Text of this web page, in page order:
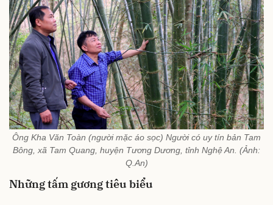
Ông Kha Văn Toàn (người mặc áo sọc) Người có uy tín bản Tam
Bông, xã Tam Quang, huyện Tương Dương, tỉnh Nghệ An. (Ảnh:
Q.An)
Những tấm gương tiêu biểu